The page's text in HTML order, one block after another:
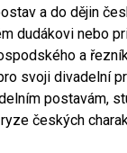
a do dějin
dudákovi nebo
a
svoji divadelní
postavám,
českých